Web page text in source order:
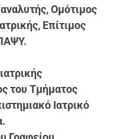
Ομότιμος
Επίτιμος
του Τμήματος
Ιατρικό